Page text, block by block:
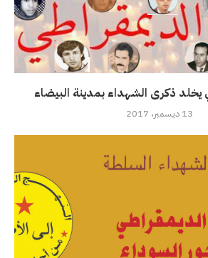
يخلد ذكرى الشهداء بمدينة البيضاء
13 ديسمبر، 2017